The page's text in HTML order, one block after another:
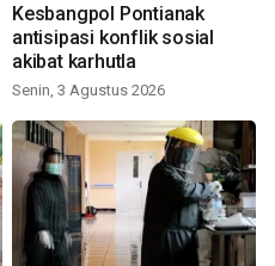
Kesbangpol Pontianak
antisipasi konflik sosial
akibat karhutla
Senin, 3 Agustus 2026